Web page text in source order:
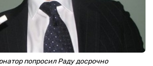
попросил Раду досрочно